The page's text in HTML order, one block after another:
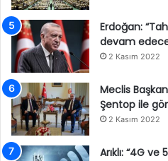
Erdoğan:
devam
2 Kasım 2022
Meclis
Şentop ile
2 Kasım 2022
Arıklı: “4G